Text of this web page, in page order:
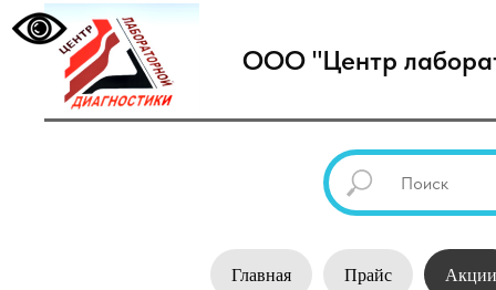
ООО "Центр
Главная Прайс Акции